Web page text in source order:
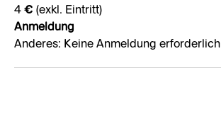
4 € (exkl. Eintritt)
Anmeldung
Anderes: Keine Anmeldung erforderlich